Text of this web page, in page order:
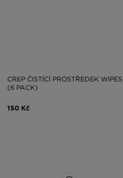
CREP ČISTÍCÍ PROSTŘEDEK WIPES
(6 PACK)
150 Kč